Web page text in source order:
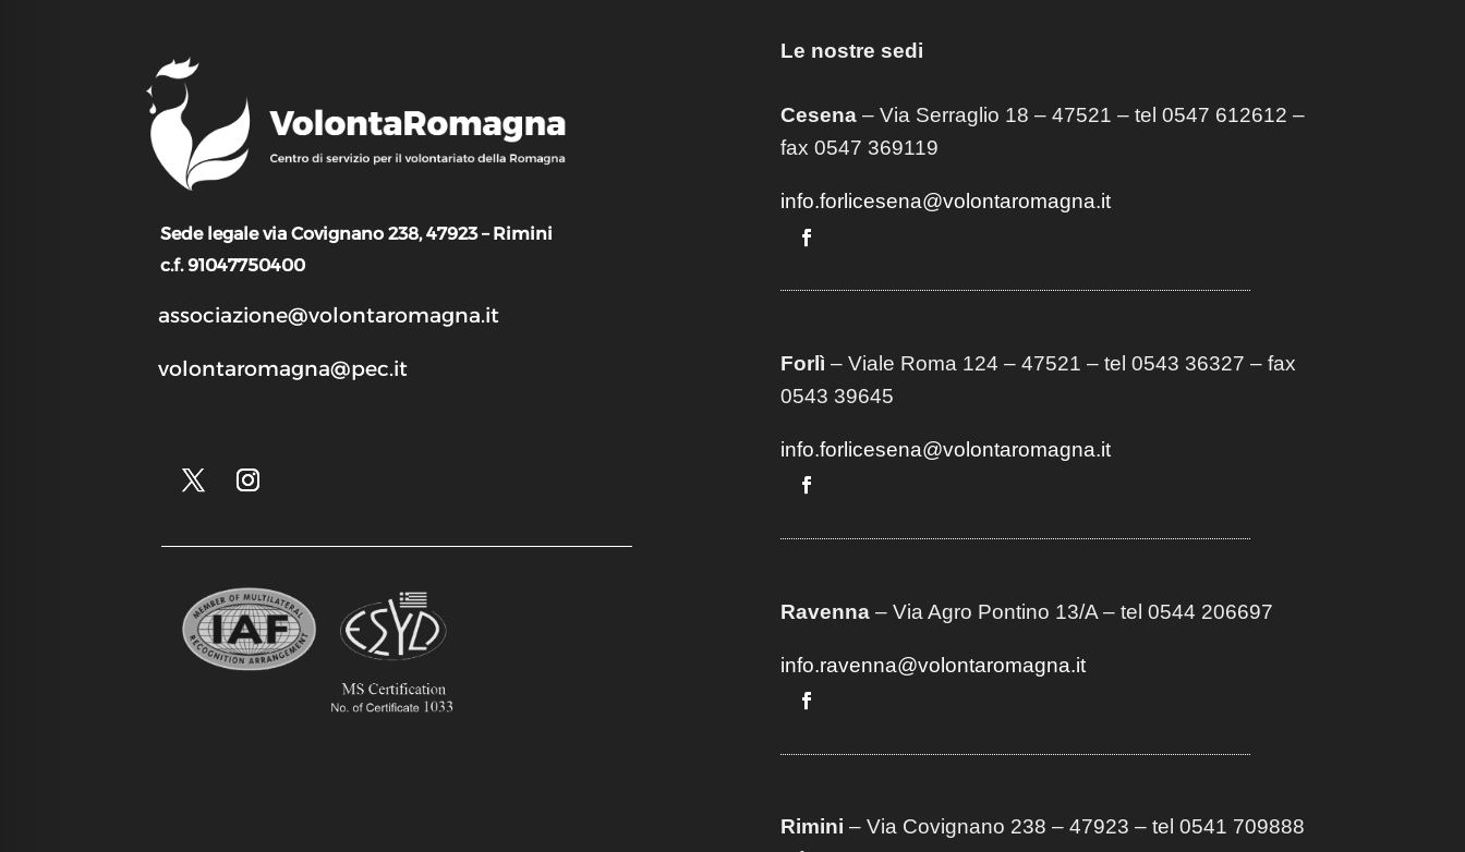
Sede legale via Covignano 238, 47923 – Rimini
c.f. 91047750400
associazione@volontaromagna.it
volontaromagna@pec.it
Le nostre sedi
Cesena– Via Serraglio 18 – 47521 – tel 0547 612612 –
fax 0547 369119
info.forlicesena@volontaromagna.it
Forlì – Viale Roma 124 – 47521 – tel 0543 36327 – fax
0543 39645
info.forlicesena@volontaromagna.it
Ravenna– Via Agro Pontino 13/A– tel 0544 206697
info.ravenna@volontaromagna.it
Rimini – Via Covignano 238 – 47923 – tel 0541 709888